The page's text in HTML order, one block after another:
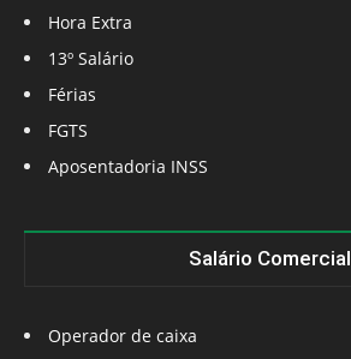
Hora Extra
13º Salário
Férias
FGTS
Aposentadoria INSS
Salário Comercial
Operador de caixa